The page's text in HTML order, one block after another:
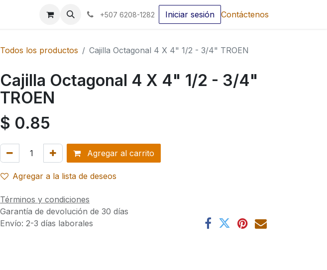
+507 6208-1282 Iniciar sesión Contáctenos
Todos los productos Cajilla Octagonal 4 X 4" 1/2 - 3/4" TROEN
Cajilla Octagonal 4 X 4" 1/2 - 3/4"
TROEN
$ 0.85
Agregar al carrito
Agregar a la lista de deseos
Términos y condiciones
Garantía de devolución de 30 días
Envío: 2-3 días laborales